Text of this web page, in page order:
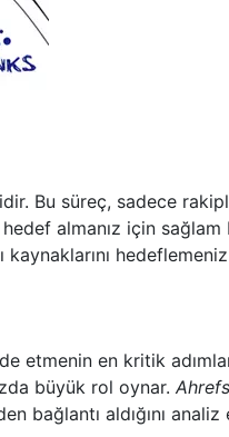
Bu süreç, sadece
hedef almanız için
etmenin en kritik
büyük rol oynar. Ahrefs
bağlantı aldığını